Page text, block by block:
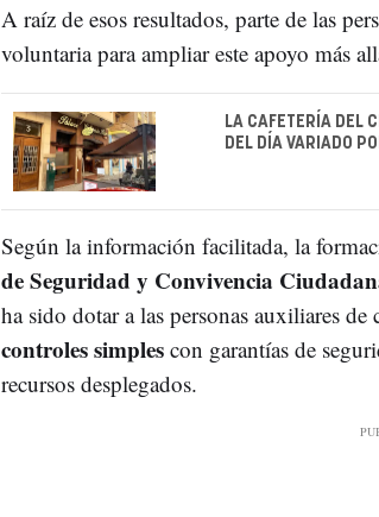
A raíz de esos resultados, parte de las
voluntaria para ampliar este apoyo más
LA CAFETERÍA DEL
DEL DÍA VARIADO
Según la información facilitada, la
de Seguridad y Convivencia
ha sido dotar a las personas auxiliares
controles simplescon garantías de
recursos desplegados.